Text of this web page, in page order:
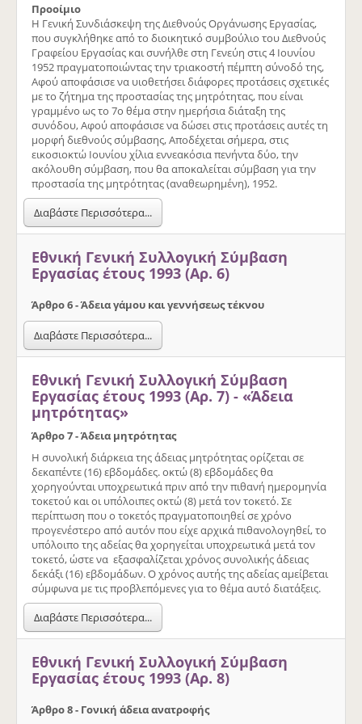
Προοίμιο
Η Γενική Συνδιάσκεψη της Διεθνούς Οργάνωσης Εργασίας,
που συγκλήθηκε από το διοικητικό συμβούλιο του Διεθνούς
Γραφείου Εργασίας και συνήλθε στη Γενεύη στις 4 Ιουνίου
1952 πραγματοποιώντας την τριακοστή πέμπτη σύνοδό της,
Αφού αποφάσισε να υιοθετήσει διάφορες προτάσεις σχετικές
με το ζήτημα της προστασίας της μητρότητας, που είναι
γραμμένο ως το 7ο θέμα στην ημερήσια διάταξη της
συνόδου, Αφού αποφάσισε να δώσει στις προτάσεις αυτές τη
μορφή διεθνούς σύμβασης, Αποδέχεται σήμερα, στις
εικοσιοκτώ Ιουνίου χίλια εννεακόσια πενήντα δύο, την
ακόλουθη σύμβαση, που θα αποκαλείται σύμβαση για την
προστασία της μητρότητας (αναθεωρημένη), 1952.
Διαβάστε Περισσότερα...
Εθνική Γενική Συλλογική Σύμβαση
Εργασίας έτους 1993 (Αρ. 6)
Άρθρο 6 - Άδεια γάµου και γεννήσεως τέκνου
Διαβάστε Περισσότερα...
Εθνική Γενική Συλλογική Σύμβαση
Εργασίας έτους 1993 (Αρ. 7) - «Άδεια
µητρότητας»
Άρθρο 7 - Άδεια µητρότητας
Η συνολική διάρκεια της άδειας µητρότητας ορίζεται σε
δεκαπέντε (16) εβδοµάδες. οκτώ (8) εβδοµάδες θα
χορηγούνται υποχρεωτικά πριν από την πιθανή ηµεροµηνία
τοκετού και οι υπόλοιπες οκτώ (8) µετά τον τοκετό. Σε
περίπτωση που ο τοκετός πραγµατοποιηθεί σε χρόνο
προγενέστερο από αυτόν που είχε αρχικά πιθανολογηθεί, το
υπόλοιπο της αδείας θα χορηγείται υποχρεωτικά µετά τον
τοκετό, ώστε να εξασφαλίζεται χρόνος συνολικής άδειας
δεκάξι (16) εβδοµάδων. Ο χρόνος αυτής της αδείας αµείβεται
σύµφωνα µε τις προβλεπόµενες για το θέµα αυτό διατάξεις.
Διαβάστε Περισσότερα...
Εθνική Γενική Συλλογική Σύμβαση
Εργασίας έτους 1993 (Αρ. 8)
Άρθρο 8 - Γονική άδεια ανατροφής